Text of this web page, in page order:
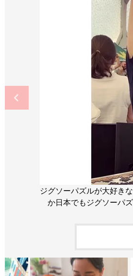
ジグソーパズルが大好き
か日本でもジグソーパ